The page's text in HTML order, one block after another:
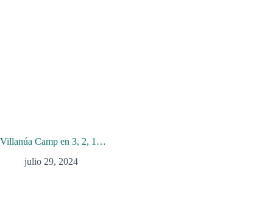
Villanúa Camp en 3, 2, 1…
julio 29, 2024